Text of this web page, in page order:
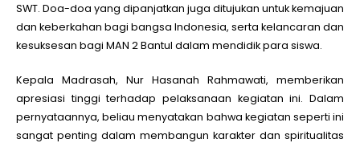
SWT. Doa-doa yang dipanjatkan juga ditujukan untuk kemajuan
dan keberkahan bagi bangsa Indonesia, serta kelancaran dan
kesuksesan bagi MAN 2 Bantul dalam mendidik para siswa.
Kepala Madrasah, Nur Hasanah Rahmawati, memberikan
apresiasi tinggi terhadap pelaksanaan kegiatan ini. Dalam
pernyataannya, beliau menyatakan bahwa kegiatan seperti ini
sangat penting dalam membangun karakter dan spiritualitas